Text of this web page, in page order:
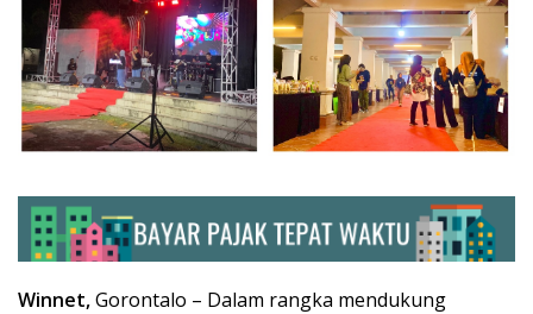
Winnet,Gorontalo – Dalam rangka mendukung